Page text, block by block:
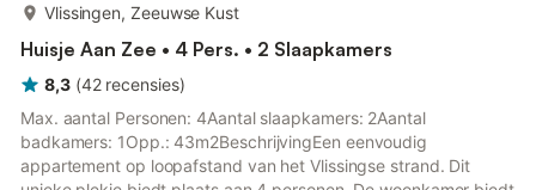
Vlissingen, Zeeuwse Kust
Huisje Aan Zee • 4 Pers. • 2 Slaapkamers
8,3 (42 recensies)
Max. aantal Personen: 4Aantal slaapkamers: 2Aantal
badkamers: 1Opp.: 43m2BeschrijvingEen eenvoudig
appartement op loopafstand van het Vlissingse strand. Dit